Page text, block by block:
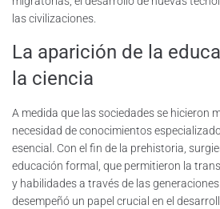
las civilizaciones.
La aparición de la
la ciencia
A medida que las sociedades se hicieron
necesidad de conocimientos
esencial. Con el fin de la prehistoria,
educación formal, que permitieron la
y habilidades a través de las
desempeñó un papel crucial en el